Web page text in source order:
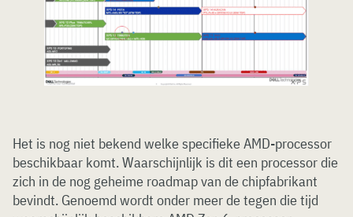
Het is nog niet bekend welke specifieke AMD-processor
beschikbaar komt. Waarschijnlijk is dit een processor die
zich in de nog geheime roadmap van de chipfabrikant
bevindt. Genoemd wordt onder meer de tegen die tijd